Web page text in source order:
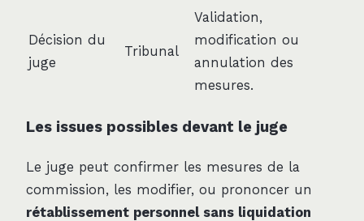
Décision du
juge
Tribunal
Validation,
modification ou
annulation des
mesures.
Les issues possibles devant le juge
Le juge peut confirmer les mesures de la
commission, les modifier, ou prononcer un
rétablissement personnel sans liquidation